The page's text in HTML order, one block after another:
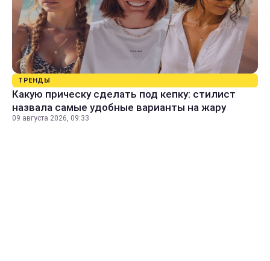
ТРЕНДЫ
Какую прическу сделать под кепку: стилист
назвала самые удобные варианты на жару
09 августа 2026, 09:33